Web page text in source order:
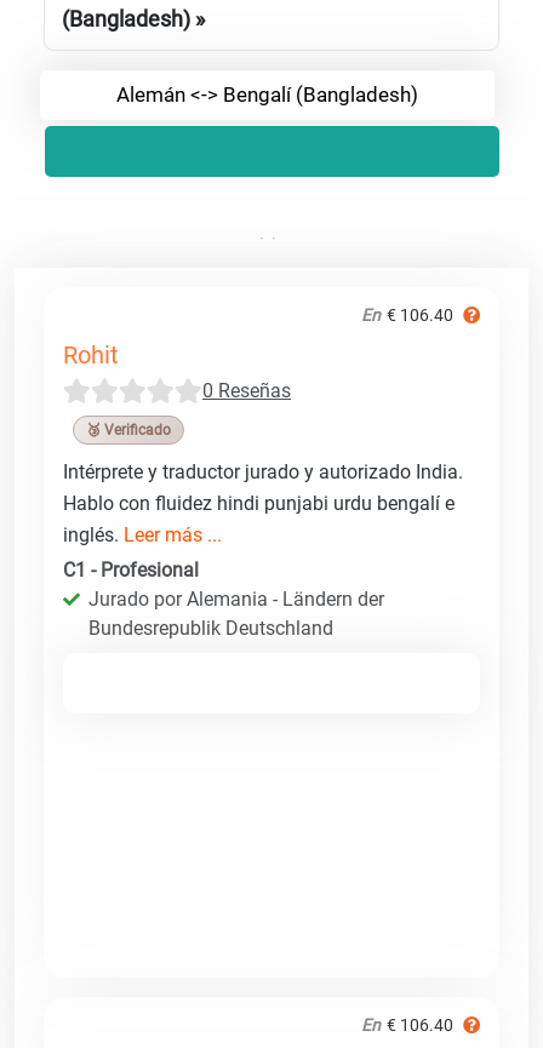
(Bangladesh) »
Alemán <-> Bengalí (Bangladesh)
En € 106.40
Rohit
0 Reseñas
🥉 Verificado
Intérprete y traductor jurado y autorizado India.
Hablo con fluidez hindi punjabi urdu bengalí e
inglés. Leer más ...
C1 - Profesional
Jurado por Alemania - Ländern der
Bundesrepublik Deutschland
En € 106.40